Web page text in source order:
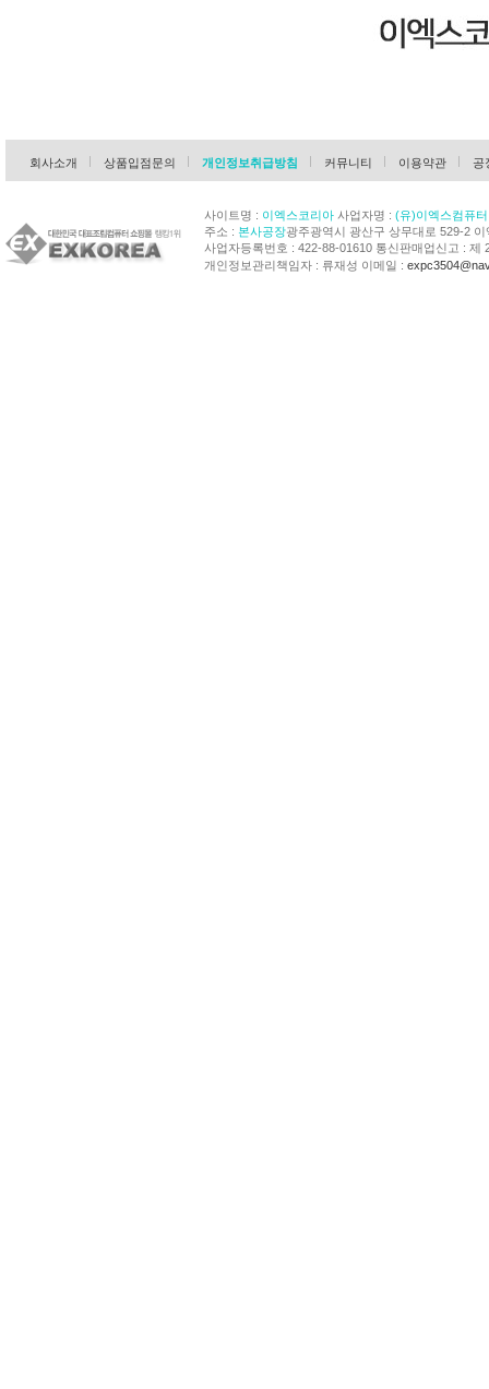
회사소개 상품입점문의 개인정보취급방침 커뮤니티 이용약관 공
사이트명 : 이엑스코리아사업자명 : (유)이엑스컴퓨터
주소 : 본사공장광주광역시 광산구 상무대로 529-2 이
사업자등록번호 : 422-88-01610 통신판매업신고 : 제
개인정보관리책임자 : 류재성 이메일 :